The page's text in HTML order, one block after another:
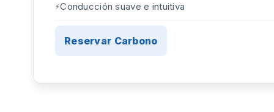
Conducción suave e intuitiva
Reservar Carbono